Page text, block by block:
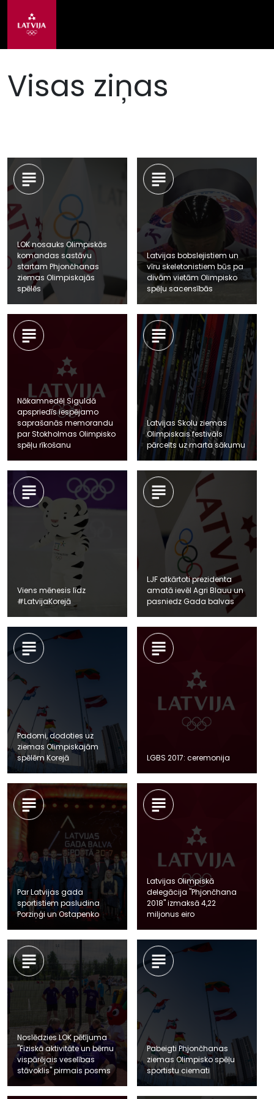
Visas ziņas
LOK nosauks Olimpiskās
komandas sastāvu
startam Phjončhanas
ziemas Olimpiskajās
spēlēs
Latvijas bobslejistiem un
vīru skeletonistiem būs pa
divām vietām Olimpisko
spēļu sacensībās
Nākamnedēļ Siguldā
apspriedīs iespējamo
saprašanās memorandu
par Stokholmas Olimpisko
spēļu rīkošanu
Latvijas Skolu ziemas
Olimpiskais festivāls
pārcelts uz marta sākumu
Viens mēnesis līdz
#LatvijaKorejā
LJF atkārtoti prezidenta
amatā ievēl Agri Blauu un
pasniedz Gada balvas
Padomi, dodoties uz
ziemas Olimpiskajām
spēlēm Korejā
LGBS 2017: ceremonija
Par Latvijas gada
sportistiem pasludina
Porziņģi un Ostapenko
Latvijas Olimpiskā
delegācija "Phjončhana
2018" izmaksā 4,22
miljonus eiro
Noslēdzies LOK pētījuma
"Fiziskā aktivitāte un bērnu
vispārējais veselības
stāvoklis" pirmais posms
Pabeigti Phjončhanas
ziemas Olimpisko spēļu
sportistu ciemati